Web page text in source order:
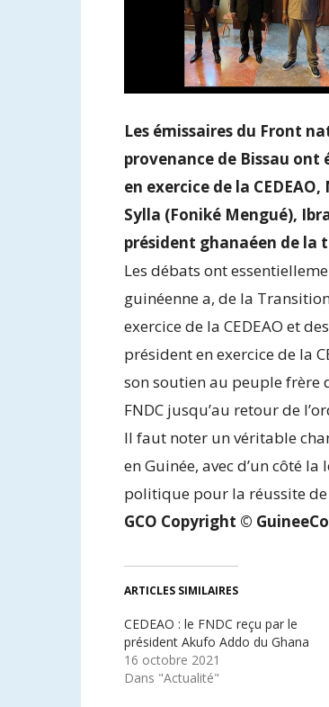
Les émissaires du Front
provenance de Bissau ont
en exercice de la
Sylla (Foniké Mengué),
président ghanaéen de la
Les débats ont
guinéenne a, de la
exercice de la CEDEAO et
président en exercice de la
son soutien au peuple frère
FNDC jusqu’au retour de
Il faut noter un véritable
en Guinée, avec d’un côté
politique pour la réussite
GCO Copyright ©
ARTICLES SIMILAIRES
CEDEAO : le FNDC reçu par le
président Akufo Addo du Ghana
16 octobre 2021
Dans "Actualité"